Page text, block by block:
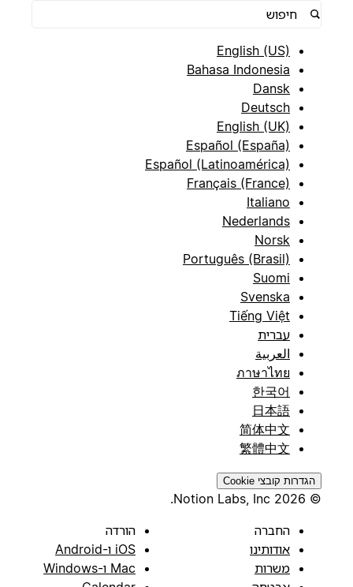
English (US)
Bahasa Indonesia
Dansk
Deutsch
English (UK)
Español (España)
Español (Latinoamérica)
Français (France)
Italiano
Nederlands
Norsk
Português (Brasil)
Suomi
Svenska
Tiếng Việt
עברית
العربية
ภาษาไทย
한국어
日本語
简体中文
繁體中文
הגדרות קובצי Cookie
© 2026 Notion Labs, Inc.
החברה
אודותינו
משרות
הורדה
iOS ו-Android
Mac ו-Windows